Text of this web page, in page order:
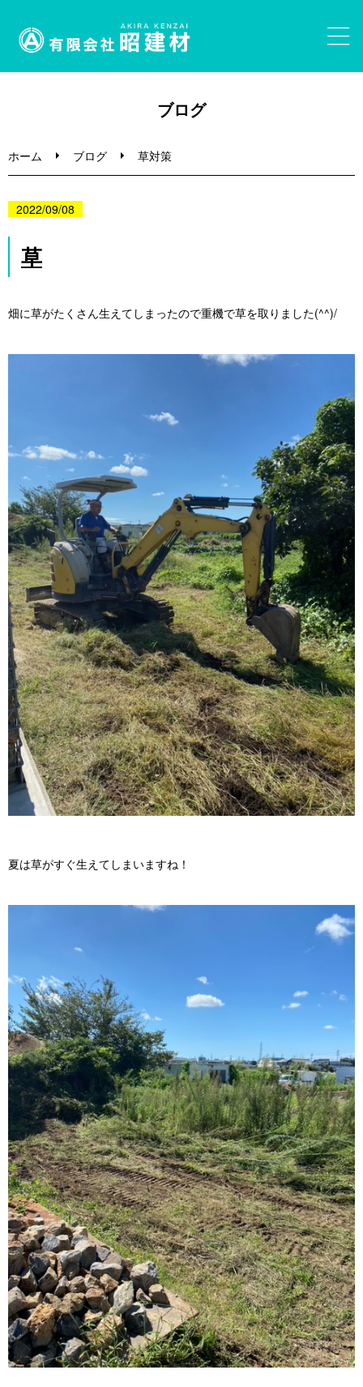
ブログ
ホーム ブログ 草対策
2022/09/08
草
畑に草がたくさん生えてしまったので重機で草を取りました(^^)/
夏は草がすぐ生えてしまいますね！